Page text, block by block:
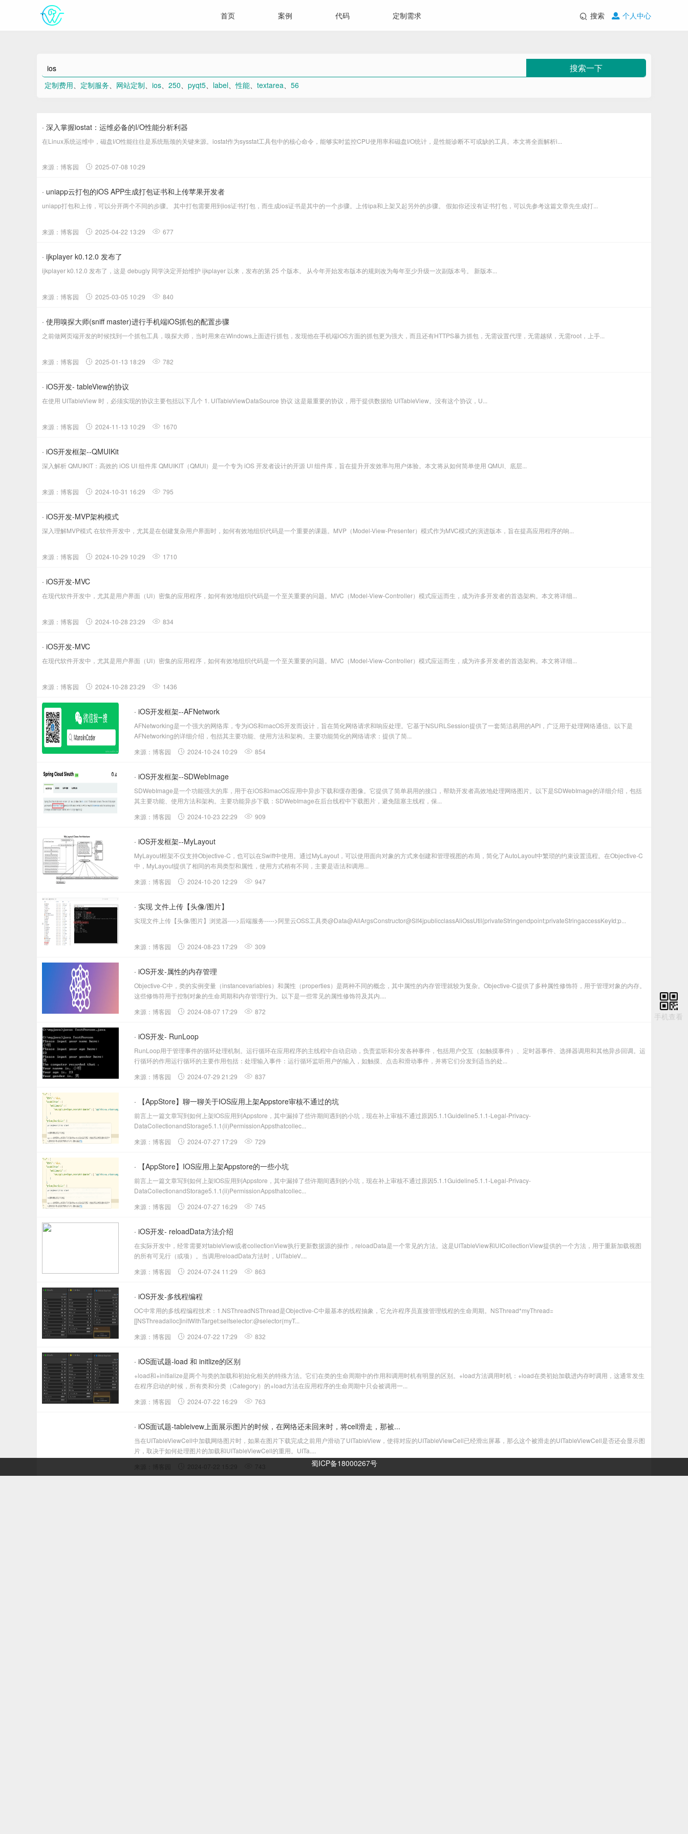
搜索 个人中心
首页 案例 代码 定制需求
搜索一下
定制费用、 定制服务、 网站定制、 ios、 250、 pyqt5、 label、性能、 textarea、 56
· 深入掌握iostat：运维必备的I/O性能分析利器
在Linux系统运维中，磁盘I/O性能往往是系统瓶颈的关键来源。iostat作为sysstat工具包中的核心命令，能够实时监控CPU使用率和磁盘I/O统计，是性能诊断不可或缺的工具。本文将全面解析i...
来源：博客园 2025-07-08 10:29
· uniapp云打包的iOS APP生成打包证书和上传苹果开发者
uniapp打包和上传，可以分开两个不同的步骤。 其中打包需要用到ios证书打包，而生成ios证书是其中的一个步骤。上传ipa和上架又起另外的步骤。 假如你还没有证书打包，可以先参考这篇文章先生成打...
来源：博客园 2025-04-22 13:29 677
· ijkplayer k0.12.0 发布了
ijkplayer k0.12.0 发布了，这是 debugly 同学决定开始维护 ijkplayer 以来，发布的第 25 个版本。 从今年开始发布版本的规则改为每年至少升级一次副版本号。 新版本...
来源：博客园 2025-03-05 10:29 840
· 使用嗅探大师(sniff master)进行手机端iOS抓包的配置步骤
之前做网页端开发的时候找到一个抓包工具，嗅探大师，当时用来在Windows上面进行抓包，发现他在手机端iOS方面的抓包更为强大，而且还有HTTPS暴力抓包，无需设置代理，无需越狱，无需root，上手...
来源：博客园 2025-01-13 18:29 782
· iOS开发- tableView的协议
在使用 UITableView 时，必须实现的协议主要包括以下几个 1. UITableViewDataSource 协议 这是最重要的协议，用于提供数据给 UITableView。没有这个协议，U...
来源：博客园 2024-11-13 10:29 1670
· iOS开发框架--QMUIKit
深入解析 QMUIKIT：高效的 iOS UI 组件库 QMUIKIT（QMUI）是一个专为 iOS 开发者设计的开源 UI 组件库，旨在提升开发效率与用户体验。本文将从如何简单使用 QMUI、底层...
来源：博客园 2024-10-31 16:29 795
· iOS开发-MVP架构模式
深入理解MVP模式 在软件开发中，尤其是在创建复杂用户界面时，如何有效地组织代码是一个重要的课题。MVP（Model-View-Presenter）模式作为MVC模式的演进版本，旨在提高应用程序的响...
来源：博客园 2024-10-29 10:29 1710
· iOS开发-MVC
在现代软件开发中，尤其是用户界面（UI）密集的应用程序，如何有效地组织代码是一个至关重要的问题。MVC（Model-View-Controller）模式应运而生，成为许多开发者的首选架构。本文将详细...
来源：博客园 2024-10-28 23:29 834
· iOS开发-MVC
在现代软件开发中，尤其是用户界面（UI）密集的应用程序，如何有效地组织代码是一个至关重要的问题。MVC（Model-View-Controller）模式应运而生，成为许多开发者的首选架构。本文将详细...
来源：博客园 2024-10-28 23:29 1436
· iOS开发框架--AFNetwork
AFNetworking是一个强大的网络库，专为iOS和macOS开发而设计，旨在简化网络请求和响应处理。它基于NSURLSession提供了一套简洁易用的API，广泛用于处理网络通信。以下是
AFNetworking的详细介绍，包括其主要功能、使用方法和架构。主要功能简化的网络请求：提供了简...
来源：博客园
2024-10-24 10:29 854
· iOS开发框架--SDWebImage
SDWebImage是一个功能强大的库，用于在iOS和macOS应用中异步下载和缓存图像。它提供了简单易用的接口，帮助开发者高效地处理网络图片。以下是SDWebImage的详细介绍，包括
其主要功能、使用方法和架构。主要功能异步下载：SDWebImage在后台线程中下载图片，避免阻塞主线程，保...
来源：博客园
2024-10-23 22:29 909
· iOS开发框架--MyLayout
MyLayout框架不仅支持Objective-C，也可以在Swift中使用。通过MyLayout，可以使用面向对象的方式来创建和管理视图的布局，简化了AutoLayout中繁琐的约束设置流程。在Objective-C
中，MyLayout提供了相同的布局类型和属性，使用方式稍有不同，主要是语法和调用...
来源：博客园
2024-10-20 12:29 947
· 实现 文件上传【头像/图片】
实现文件上传【头像/图片】浏览器---->后端服务----->阿里云OSS工具类@Data@AllArgsConstructor@Slf4jpublicclassAliOssUtil{privateStringendpoint;privateStringaccessKeyId;p...
来源：博客园 2024-08-23 17:29 309
· iOS开发-属性的内存管理
Objective-C中，类的实例变量（instancevariables）和属性（properties）是两种不同的概念，其中属性的内存管理就较为复杂。Objective-C提供了多种属性修饰符，用于管理对象的内存。
这些修饰符用于控制对象的生命周期和内存管理行为。以下是一些常见的属性修饰符及其内....
来源：博客园
2024-08-07 17:29 872
· iOS开发- RunLoop
RunLoop用于管理事件的循环处理机制。运行循环在应用程序的主线程中自动启动，负责监听和分发各种事件，包括用户交互（如触摸事件）、定时器事件、选择器调用和其他异步回调。运
行循环的作用运行循环的主要作用包括：处理输入事件：运行循环监听用户的输入，如触摸、点击和滑动事件，并将它们分发到适当的处...
来源：博客园
2024-07-29 21:29 837
· 【AppStore】聊一聊关于IOS应用上架Appstore审核不通过的坑
前言上一篇文章写到如何上架IOS应用到Appstore，其中漏掉了些许期间遇到的小坑，现在补上审核不通过原因5.1.1Guideline5.1.1-Legal-Privacy-
DataCollectionandStorage5.1.1(ii)PermissionAppsthatcollec...
来源：博客园
2024-07-27 17:29 729
· 【AppStore】IOS应用上架Appstore的一些小坑
前言上一篇文章写到如何上架IOS应用到Appstore，其中漏掉了些许期间遇到的小坑，现在补上审核不通过原因5.1.1Guideline5.1.1-Legal-Privacy-
DataCollectionandStorage5.1.1(ii)PermissionAppsthatcollec...
来源：博客园
2024-07-27 16:29 745
· iOS开发- reloadData方法介绍
在实际开发中，经常需要对tableView或者collectionView执行更新数据源的操作，reloadData是一个常见的方法。这是UITableView和UICollectionView提供的一个方法，用于重新加载视图
的所有可见行（或项）。当调用reloadData方法时，UITableV....
来源：博客园
2024-07-24 11:29 863
· iOS开发-多线程编程
OC中常用的多线程编程技术：1.NSThreadNSThread是Objective-C中最基本的线程抽象，它允许程序员直接管理线程的生命周期。NSThread*myThread=
[[NSThreadalloc]initWithTarget:selfselector:@selector(myT...
来源：博客园
2024-07-22 17:29 832
· iOS面试题-load 和 initlize的区别
+load和+initialize是两个与类的加载和初始化相关的特殊方法。它们在类的生命周期中的作用和调用时机有明显的区别。+load方法调用时机：+load在类初始加载进内存时调用，这通常发生
在程序启动的时候，所有类和分类（Category）的+load方法在应用程序的生命周期中只会被调用一...
来源：博客园
2024-07-22 16:29 763
· iOS面试题-tableivew上面展示图片的时候，在网络还未回来时，将cell滑走，那被...
当在UITableViewCell中加载网络图片时，如果在图片下载完成之前用户滑动了UITableView，使得对应的UITableViewCell已经滑出屏幕，那么这个被滑走的UITableViewCell是否还会显示图
片，取决于如何处理图片的加载和UITableViewCell的重用。UITa....
蜀ICP备18000267号
手机查看